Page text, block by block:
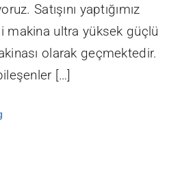
Satışını yaptığımız
makina ultra yüksek güçlü
olarak geçmektedir.
[…]